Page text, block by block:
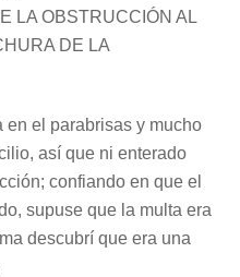
LA OBSTRUCCIÓN AL
DE LA
en el parabrisas y mucho
así que ni enterado
confiando en que el
supuse que la multa era
descubrí que era una